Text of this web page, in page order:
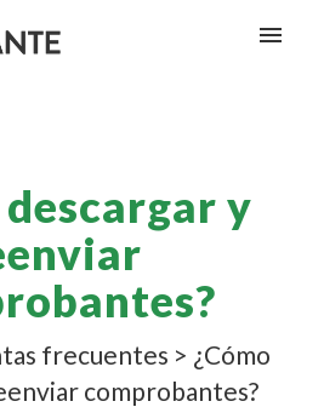
descargar y
frecuentes > ¿Cómo
comprobantes?